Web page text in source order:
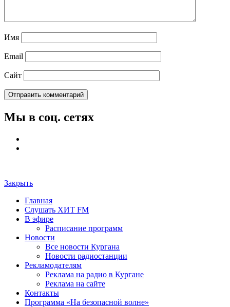
Имя
Email
Сайт
Мы в соц. сетях
Закрыть
Главная
Слушать ХИТ FM
В эфире
Расписание программ
Новости
Все новости Кургана
Новости радиостанции
Рекламодателям
Реклама на радио в Кургане
Реклама на сайте
Контакты
Программа «На безопасной волне»